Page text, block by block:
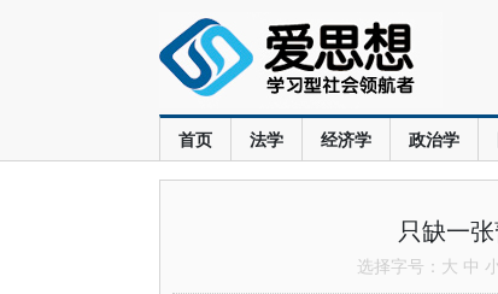
首页 法学 经济学 政治学
只缺一
选择字号： 大 中